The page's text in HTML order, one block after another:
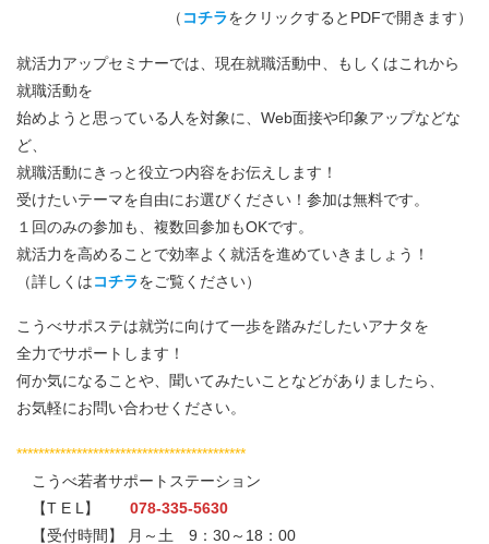
（ コチラをクリックするとPDFで開きます）
就活力アップセミナーでは、現在就職活動中、もしくはこれから
就職活動を
始めようと思っている人を対象に、Web面接や印象アップなどな
ど、
就職活動にきっと役立つ内容をお伝えします！
受けたいテーマを自由にお選びください！参加は無料です。
１回のみの参加も、複数回参加もOKです。
就活力を高めることで効率よく就活を進めていきましょう！
（詳しくはコチラをご覧ください）
こうべサポステは就労に向けて一歩を踏みだしたいアナタを
全力でサポートします！
何か気になることや、聞いてみたいことなどがありましたら、
お気軽にお問い合わせください。
******************************************
こうべ若者サポートステーション
【T E L】 078-335-5630
【受付時間】 月～土 9：30～18：00